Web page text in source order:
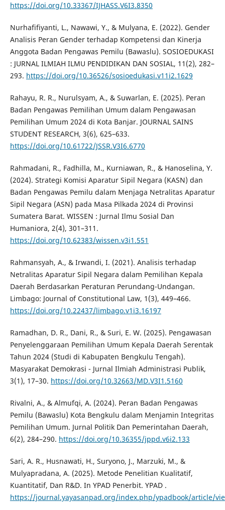
https://doi.org/10.33367/IJHASS.V6I3.8350
Nurhafifiyanti, L., Nawawi, Y., & Mulyana, E. (2022). Gender
Analisis Peran Gender terhadap Kompetensi dan Kinerja
Anggota Badan Pengawas Pemilu (Bawaslu). SOSIOEDUKASI
: JURNAL ILMIAH ILMU PENDIDIKAN DAN SOSIAL, 11(2), 282–
293. https://doi.org/10.36526/sosioedukasi.v11i2.1629
Rahayu, R. R., Nurulsyam, A., & Suwarlan, E. (2025). Peran
Badan Pengawas Pemilihan Umum dalam Pengawasan
Pemilihan Umum 2024 di Kota Banjar. JOURNAL SAINS
STUDENT RESEARCH, 3(6), 625–633.
https://doi.org/10.61722/JSSR.V3I6.6770
Rahmadani, R., Fadhilla, M., Kurniawan, R., & Hanoselina, Y.
(2024). Strategi Komisi Aparatur Sipil Negara (KASN) dan
Badan Pengawas Pemilu dalam Menjaga Netralitas Aparatur
Sipil Negara (ASN) pada Masa Pilkada 2024 di Provinsi
Sumatera Barat. WISSEN : Jurnal Ilmu Sosial Dan
Humaniora, 2(4), 301–311.
https://doi.org/10.62383/wissen.v3i1.551
Rahmansyah, A., & Irwandi, I. (2021). Analisis terhadap
Netralitas Aparatur Sipil Negara dalam Pemilihan Kepala
Daerah Berdasarkan Peraturan Perundang-Undangan.
Limbago: Journal of Constitutional Law, 1(3), 449–466.
https://doi.org/10.22437/limbago.v1i3.16197
Ramadhan, D. R., Dani, R., & Suri, E. W. (2025). Pengawasan
Penyelenggaraan Pemilihan Umum Kepala Daerah Serentak
Tahun 2024 (Studi di Kabupaten Bengkulu Tengah).
Masyarakat Demokrasi - Jurnal Ilmiah Administrasi Publik,
3(1), 17–30. https://doi.org/10.32663/MD.V3I1.5160
Rivalni, A., & Almufqi, A. (2024). Peran Badan Pengawas
Pemilu (Bawaslu) Kota Bengkulu dalam Menjamin Integritas
Pemilihan Umum. Jurnal Politik Dan Pemerintahan Daerah,
6(2), 284–290. https://doi.org/10.36355/jppd.v6i2.133
Sari, A. R., Husnawati, H., Suryono, J., Marzuki, M., &
Mulyapradana, A. (2025). Metode Penelitian Kualitatif,
Kuantitatif, Dan R&D. In YPAD Penerbit. YPAD .
https://journal.yayasanpad.org/index.php/ypadbook/article/